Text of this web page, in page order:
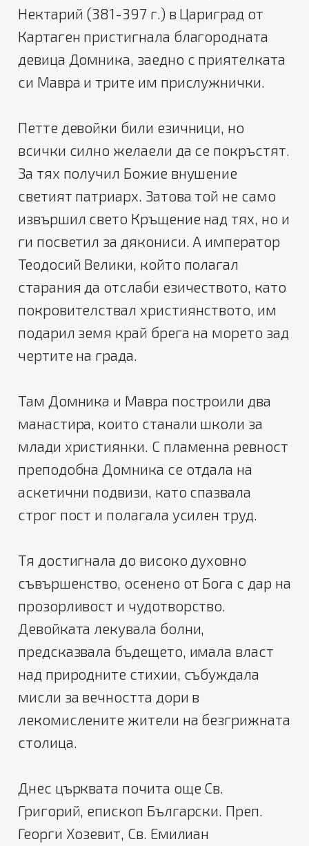
Нектарий (381-397 г.) в Цариград от
Картаген пристигнала благородната
девица Домника, заедно с приятелката
си Мавра и трите им прислужнички.
Петте девойки били езичници, но
всички силно желаели да се покръстят.
За тях получил Божие внушение
светият патриарх. Затова той не само
извършил свето Кръщение над тях, но и
ги посветил за дякониси. А император
Теодосий Велики, който полагал
старания да отслаби езичеството, като
покровителствал християнството, им
подарил земя край брега на морето зад
чертите на града.
Там Домника и Мавра построили два
манастира, които станали школи за
млади християнки. С пламенна ревност
преподобна Домника се отдала на
аскетични подвизи, като спазвала
строг пост и полагала усилен труд.
Тя достигнала до високо духовно
съвършенство, осенено от Бога с дар на
прозорливост и чудотворство.
Девойката лекувала болни,
предсказвала бъдещето, имала власт
над природните стихии, събуждала
мисли за вечността дори в
лекомислените жители на безгрижната
столица.
Днес църквата почита още Св.
Григорий, епископ Български. Преп.
Георги Хозевит, Св. Емилиан